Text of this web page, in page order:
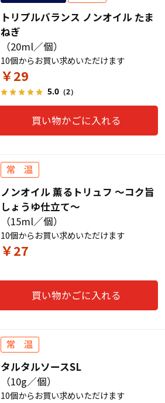
トリプルバランス ノンオイル たま
ねぎ
（20ml／個）
10個からお買い求めいただけます
￥29
5.0（2）
買い物かごに入れる
ノンオイル 薫るトリュフ ～コク旨
しょうゆ仕立て～
（15ml／個）
10個からお買い求めいただけます
￥27
買い物かごに入れる
タルタルソースSL
（10g／個）
10個からお買い求めいただけます